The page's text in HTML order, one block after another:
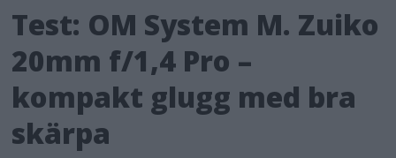
Test: OM System M. Zuiko
20mm f/1,4 Pro –
kompakt glugg med bra
skärpa